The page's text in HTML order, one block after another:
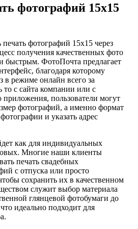
фотографий 15х15
печать фотографий 15х15 через
получения качественных фото
быстрым. ФотоПочта предлагает
благодаря которому
в режиме онлайн всего за
то с сайта компании или с
пользователи могут
фотографий, а именно формат
и указать адрес
как для индивидуальных
Многие наши клиенты
печать свадебных
с отпуска или просто
сохранить их в качественном
служит выбор материала
глянцевой фотобумаги до
идеально подходит для